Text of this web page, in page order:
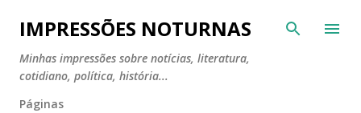
Pular para o conteúdo principal
IMPRESSÕES NOTURNAS
Minhas impressões sobre notícias, literatura,
cotidiano, política, história...
Páginas